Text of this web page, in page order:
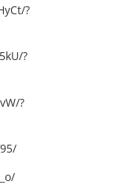
?
?
?